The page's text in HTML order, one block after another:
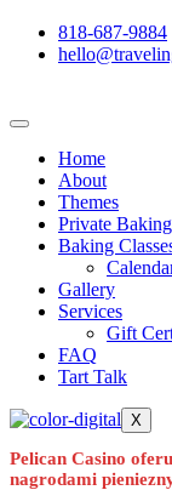
818-687-9884
Home
About
Themes
Private
Baking
Gallery
Services
Gift
FAQ
Tart Talk
X
Pelican Casino
nagrodami